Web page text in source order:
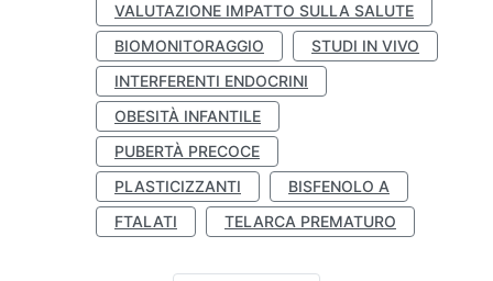
VALUTAZIONE IMPATTO SULLA SALUTE
BIOMONITORAGGIO
STUDI IN VIVO
INTERFERENTI ENDOCRINI
OBESITÀ INFANTILE
PUBERTÀ PRECOCE
PLASTICIZZANTI
BISFENOLO A
FTALATI
TELARCA PREMATURO